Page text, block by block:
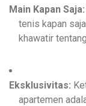
Main Kapan Saja:
tenis kapan
khawatir
Eksklusivitas:
apartemen